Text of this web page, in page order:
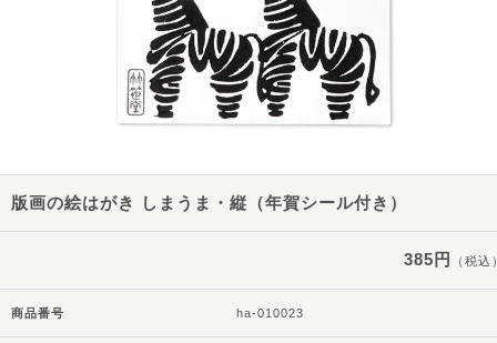
版画の絵はがき しまうま・縦（年賀シール付き）
385円 （税込
商品番号 ha-010023